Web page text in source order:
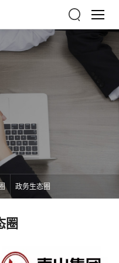
政务生态圈
圈